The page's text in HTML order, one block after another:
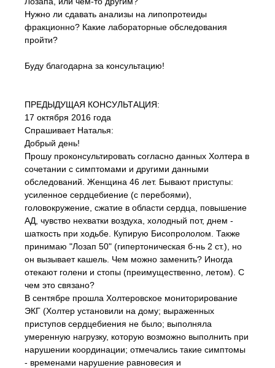
Нужно ли сдавать анализы на липопротеиды
фракционно? Какие лабораторные обследования
пройти?
Буду благодарна за консультацию!
ПРЕДЫДУЩАЯ КОНСУЛЬТАЦИЯ:
17 октября 2016 года
Спрашивает Наталья:
Добрый день!
Прошу проконсультировать согласно данных Холтера в
сочетании с симптомами и другими данными
обследований. Женщина 46 лет. Бывают приступы:
усиленное сердцебиение (с перебоями),
головокружение, сжатие в области сердца, повышение
АД, чувство нехватки воздуха, холодный пот, днем -
шаткость при ходьбе. Купирую Бисопрололом. Также
принимаю "Лозап 50" (гипертоническая б-нь 2 ст.), но
он вызывает кашель. Чем можно заменить? Иногда
отекают голени и стопы (преимущественно, летом). С
чем это связано?
В сентябре прошла Холтеровское мониторирование
ЭКГ (Холтер установили на дому; выраженных
приступов сердцебиения не было; выполняла
умеренную нагрузку, которую возможно выполнить при
нарушении координации; отмечались такие симптомы
- временами нарушение равновесия и